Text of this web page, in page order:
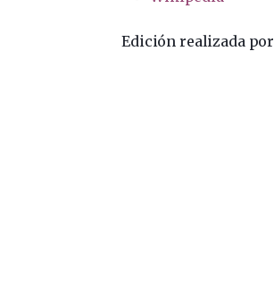
Edición realizada por